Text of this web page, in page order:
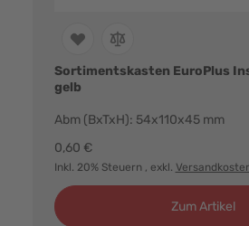
Sortimentskasten EuroPlus
gelb
Abm (BxTxH): 54x110x45 mm
0,60 €
Inkl. 20% Steuern , exkl.
Zum Artikel